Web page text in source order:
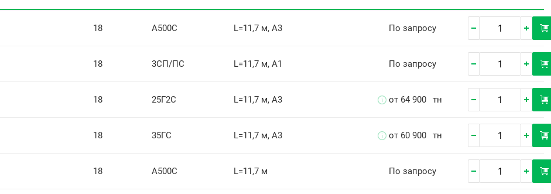
18 А500С L=11,7 м, А3 По запросу
18 3СП/ПС L=11,7 м, А1 По запросу
18 25Г2С L=11,7 м, А3 от 64 900 тн
18 35ГС L=11,7 м, А3 от 60 900 тн
18 А500C L=11,7 м По запросу